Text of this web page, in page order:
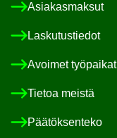
Asia­kas­mak­sut
Las­ku­tus­tie­dot
Avoi­met työ­pai­kat
Tie­toa meis­tä
Pää­tök­sen­te­ko